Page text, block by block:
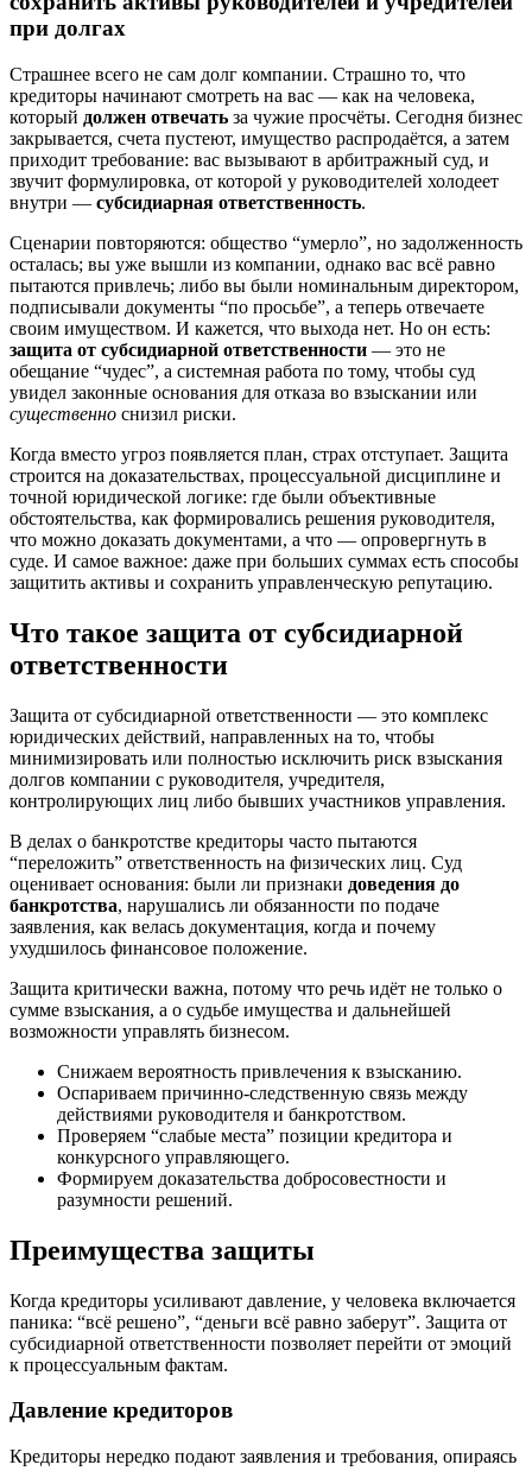
при долгах
Страшнее всего не сам долг компании. Страшно то, что
кредиторы начинают смотреть на вас — как на человека,
который должен отвечать за чужие просчёты. Сегодня бизнес
закрывается, счета пустеют, имущество распродаётся, а затем
приходит требование: вас вызывают в арбитражный суд, и
звучит формулировка, от которой у руководителей холодеет
внутри — субсидиарная ответственность.
Сценарии повторяются: общество “умерло”, но задолженность
осталась; вы уже вышли из компании, однако вас всё равно
пытаются привлечь; либо вы были номинальным директором,
подписывали документы “по просьбе”, а теперь отвечаете
своим имуществом. И кажется, что выхода нет. Но он есть:
защита от субсидиарной ответственности — это не
обещание “чудес”, а системная работа по тому, чтобы суд
увидел законные основания для отказа во взыскании или
существенно снизил риски.
Когда вместо угроз появляется план, страх отступает. Защита
строится на доказательствах, процессуальной дисциплине и
точной юридической логике: где были объективные
обстоятельства, как формировались решения руководителя,
что можно доказать документами, а что — опровергнуть в
суде. И самое важное: даже при больших суммах есть способы
защитить активы и сохранить управленческую репутацию.
Что такое защита от субсидиарной
ответственности
Защита от субсидиарной ответственности — это комплекс
юридических действий, направленных на то, чтобы
минимизировать или полностью исключить риск взыскания
долгов компании с руководителя, учредителя,
контролирующих лиц либо бывших участников управления.
В делах о банкротстве кредиторы часто пытаются
“переложить” ответственность на физических лиц. Суд
оценивает основания: были ли признаки доведения до
банкротства, нарушались ли обязанности по подаче
заявления, как велась документация, когда и почему
ухудшилось финансовое положение.
Защита критически важна, потому что речь идёт не только о
сумме взыскания, а о судьбе имущества и дальнейшей
возможности управлять бизнесом.
Снижаем вероятность привлечения к взысканию.
Оспариваем причинно-следственную связь между
действиями руководителя и банкротством.
Проверяем “слабые места” позиции кредитора и
конкурсного управляющего.
Формируем доказательства добросовестности и
разумности решений.
Преимущества защиты
Когда кредиторы усиливают давление, у человека включается
паника: “всё решено”, “деньги всё равно заберут”. Защита от
субсидиарной ответственности позволяет перейти от эмоций
к процессуальным фактам.
Давление кредиторов
Кредиторы нередко подают заявления и требования, опираясь